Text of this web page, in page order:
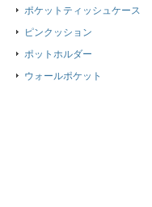
ポケットティッシュケース
ピンクッション
ポットホルダー
ウォールポケット